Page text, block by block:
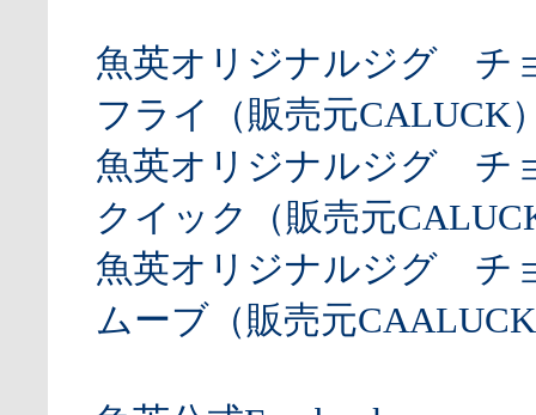
魚英オリジナルジグ チ
フライ（販売元CALUCK
魚英オリジナルジグ チ
クイック（販売元
魚英オリジナルジグ チ
ムーブ（販売元